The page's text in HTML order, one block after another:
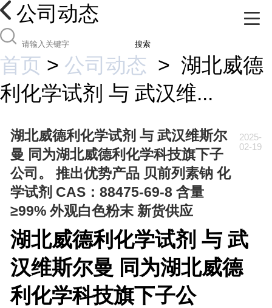
公司动态
搜索
首页 > 公司动态 > 湖北威德
利化学试剂 与 武汉维...
湖北威德利化学试剂 与 武汉维斯尔
曼 同为湖北威德利化学科技旗下子
公司。 推出优势产品 贝前列素钠 化
学试剂 CAS：88475-69-8 含量
≥99% 外观白色粉末 新货供应
2025-
02-19
湖北威德利化学试剂 与 武
汉维斯尔曼 同为湖北威德
利化学科技旗下子公